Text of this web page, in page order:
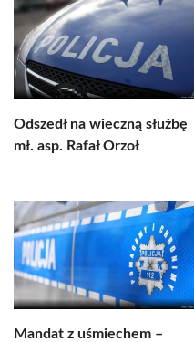
Odszedł na wieczną służbę
mł. asp. Rafał Orzoł
Mandat z uśmiechem –